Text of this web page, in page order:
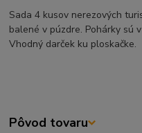
Sada 4 kusov nerezových
balené v púzdre. Pohárky sú
Vhodný darček ku ploskačke.
Pôvod tovaru